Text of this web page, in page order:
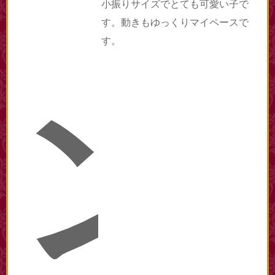
ン
小振りサイズでとても可愛い子で
す。動きもゆっくりマイペースで
す。